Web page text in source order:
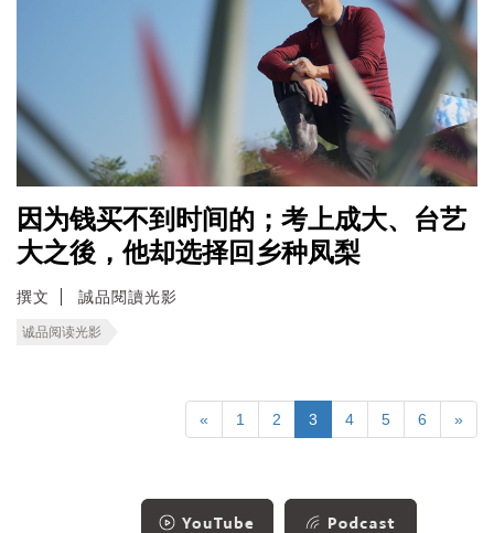
因为钱买不到时间的；考上成大、台艺
大之後，他却选择回乡种凤梨
撰文 誠品閱讀光影
诚品阅读光影
« 1 2 3 4 5 6 »